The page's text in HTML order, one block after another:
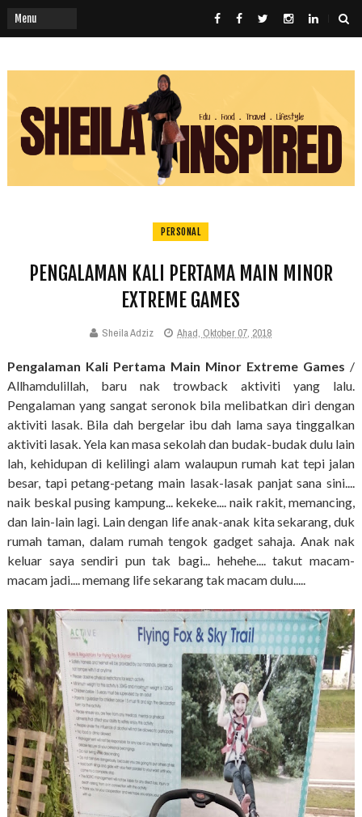
PERSONAL
PENGALAMAN KALI PERTAMA MAIN MINOR
EXTREME GAMES
Sheila Adziz Ahad, Oktober 07, 2018
Pengalaman Kali Pertama Main Minor Extreme Games /
Allhamdulillah, baru nak trowback aktiviti yang lalu.
Pengalaman yang sangat seronok bila melibatkan diri dengan
aktiviti lasak. Bila dah bergelar ibu dah lama saya tinggalkan
aktiviti lasak. Yela kan masa sekolah dan budak-budak dulu lain
lah, kehidupan di kelilingi alam walaupun rumah kat tepi jalan
besar, tapi petang-petang main lasak-lasak panjat sana sini....
naik beskal pusing kampung... kekeke.... naik rakit, memancing,
dan lain-lain lagi. Lain dengan life anak-anak kita sekarang, duk
rumah taman, dalam rumah tengok gadget sahaja. Anak nak
keluar saya sendiri pun tak bagi... hehehe.... takut macam-
macam jadi.... memang life sekarang tak macam dulu.....